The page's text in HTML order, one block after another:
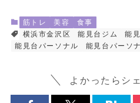
筋トレ 美容
食事
横浜市金沢区
能見台ジム
能
能見台パーソナル
能見台パーソ
よかったらシ